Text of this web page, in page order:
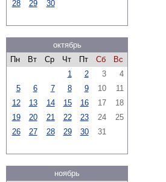
28 29 30
октябрь
Пн
Вт Ср Чт Пт Сб
Вс
1
2 3
4
5
6 7 8 9 10
11
12
13 14 15 16 17
18
19
20 21 22 23 24
25
26
27 28 29 30 31
ноябрь